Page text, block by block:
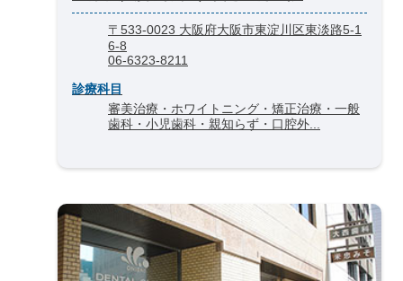
〒533-0023 大阪府大阪市東淀川区東淡路5-1
6-8
06-6323-8211
診療科目
審美治療・ホワイトニング・矯正治療・一般
歯科・小児歯科・親知らず・口腔外...